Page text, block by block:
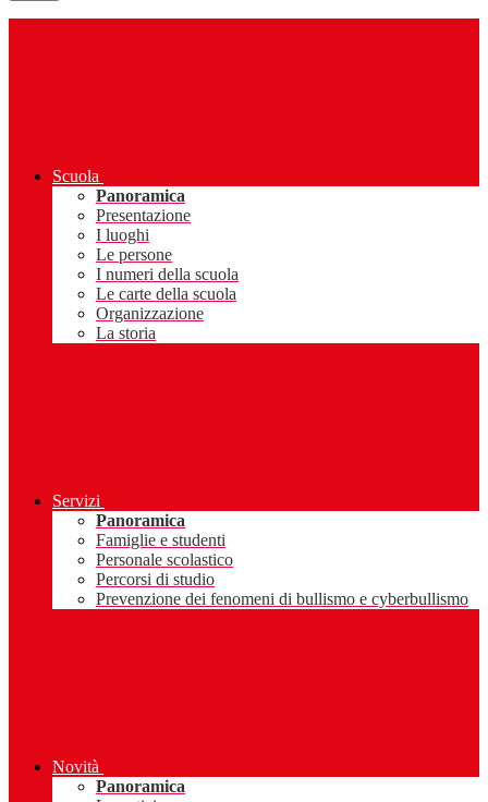
Scuola
Panoramica
Presentazione
I luoghi
Le persone
I numeri della scuola
Le carte della scuola
Organizzazione
La storia
Servizi
Panoramica
Famiglie e studenti
Personale scolastico
Percorsi di studio
Prevenzione dei fenomeni di bullismo e cyberbullismo
Novità
Panoramica